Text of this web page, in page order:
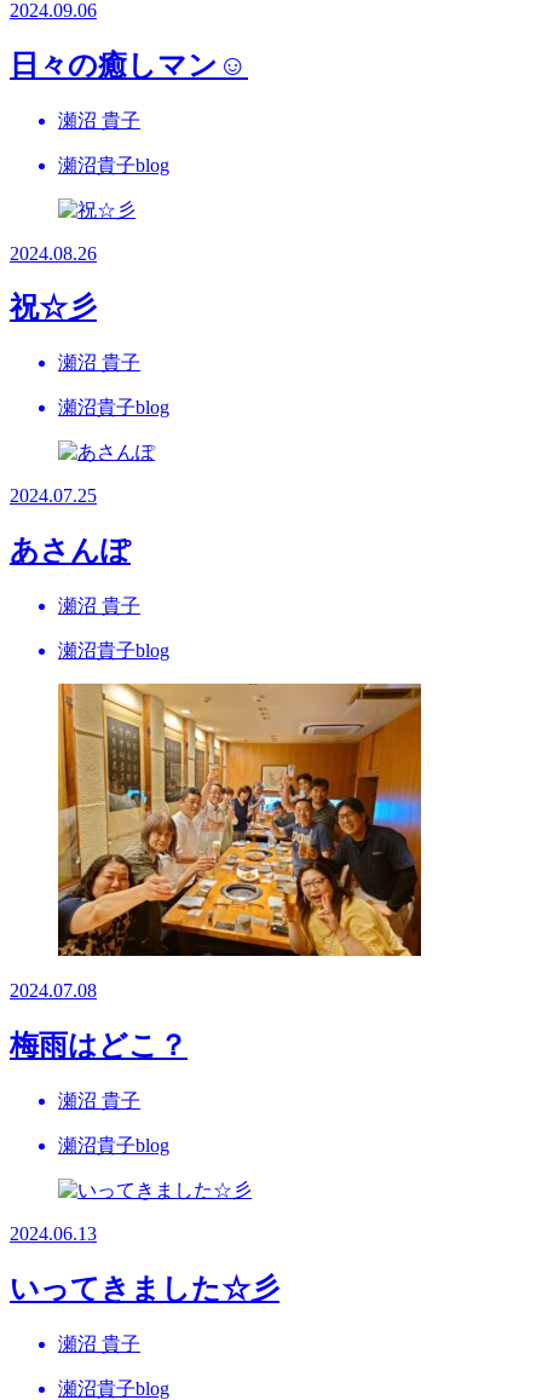
2024.09.06
日々の癒しマン☺
瀬沼 貴子
瀬沼貴子blog
2024.08.26
祝☆彡
瀬沼 貴子
瀬沼貴子blog
2024.07.25
あさんぽ
瀬沼 貴子
瀬沼貴子blog
2024.07.08
梅雨はどこ？
瀬沼 貴子
瀬沼貴子blog
2024.06.13
いってきました☆彡
瀬沼 貴子
瀬沼貴子blog